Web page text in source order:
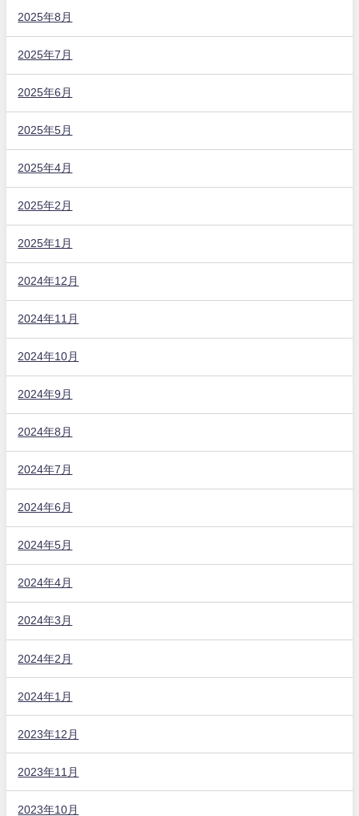
2025年8月
2025年7月
2025年6月
2025年5月
2025年4月
2025年2月
2025年1月
2024年12月
2024年11月
2024年10月
2024年9月
2024年8月
2024年7月
2024年6月
2024年5月
2024年4月
2024年3月
2024年2月
2024年1月
2023年12月
2023年11月
2023年10月